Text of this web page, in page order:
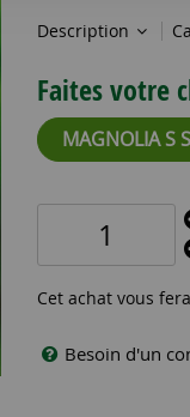
Description
Faites votre
MAGNOLIA S
Cet achat vous
Besoin d'un